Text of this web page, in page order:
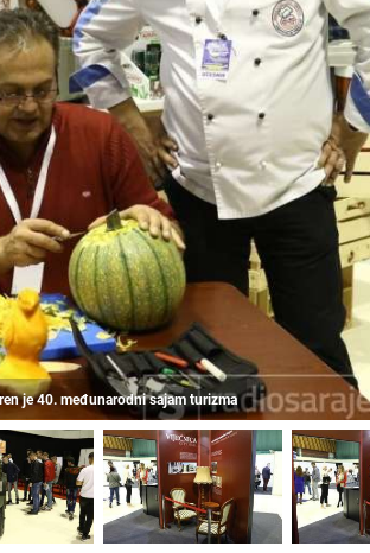
je 40. međunarodni sajam turizma